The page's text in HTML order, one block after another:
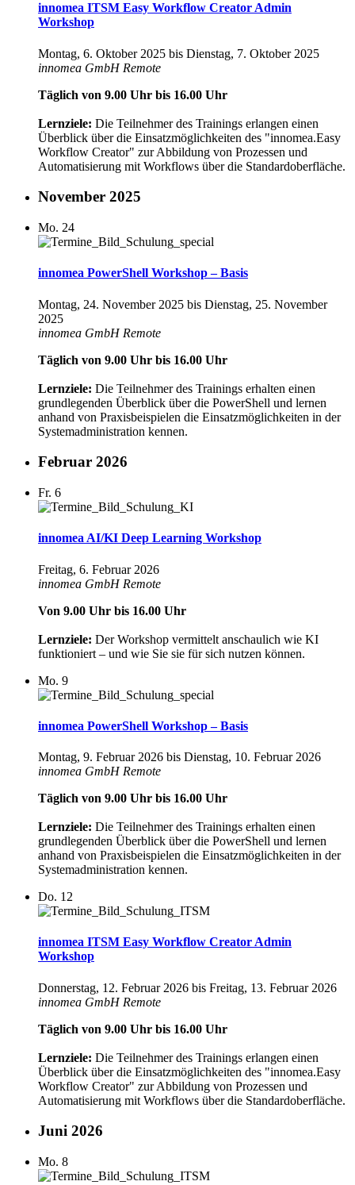
innomea ITSM Easy Workflow Creator Admin
Workshop
Montag, 6. Oktober 2025 bis Dienstag, 7. Oktober 2025
innomea GmbH Remote
Täglich von 9.00 Uhr bis 16.00 Uhr
Lernziele: Die Teilnehmer des Trainings erlangen einen
Überblick über die Einsatzmöglichkeiten des "innomea.Easy
Workflow Creator" zur Abbildung von Prozessen und
Automatisierung mit Workflows über die Standardoberfläche.
November 2025
Mo. 24
innomea PowerShell Workshop – Basis
Montag, 24. November 2025 bis Dienstag, 25. November
2025
innomea GmbH Remote
Täglich von 9.00 Uhr bis 16.00 Uhr
Lernziele: Die Teilnehmer des Trainings erhalten einen
grundlegenden Überblick über die PowerShell und lernen
anhand von Praxisbeispielen die Einsatzmöglichkeiten in der
Systemadministration kennen.
Februar 2026
Fr. 6
innomea AI/KI Deep Learning Workshop
Freitag, 6. Februar 2026
innomea GmbH Remote
Von 9.00 Uhr bis 16.00 Uhr
Lernziele: Der Workshop vermittelt anschaulich wie KI
funktioniert – und wie Sie sie für sich nutzen können.
Mo. 9
innomea PowerShell Workshop – Basis
Montag, 9. Februar 2026 bis Dienstag, 10. Februar 2026
innomea GmbH Remote
Täglich von 9.00 Uhr bis 16.00 Uhr
Lernziele: Die Teilnehmer des Trainings erhalten einen
grundlegenden Überblick über die PowerShell und lernen
anhand von Praxisbeispielen die Einsatzmöglichkeiten in der
Systemadministration kennen.
Do. 12
innomea ITSM Easy Workflow Creator Admin
Workshop
Donnerstag, 12. Februar 2026 bis Freitag, 13. Februar 2026
innomea GmbH Remote
Täglich von 9.00 Uhr bis 16.00 Uhr
Lernziele: Die Teilnehmer des Trainings erlangen einen
Überblick über die Einsatzmöglichkeiten des "innomea.Easy
Workflow Creator" zur Abbildung von Prozessen und
Automatisierung mit Workflows über die Standardoberfläche.
Juni 2026
Mo. 8